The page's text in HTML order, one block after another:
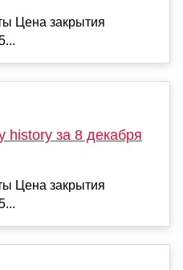
Цена закрытия
за 8 декабря
Цена закрытия